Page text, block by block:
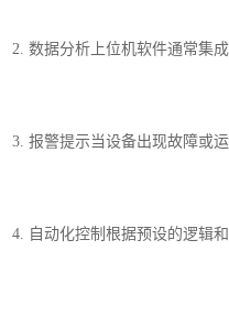
2. 数据分析上位机软件通常集
3. 报警提示当设备出现故障或
4. 自动化控制根据预设的逻辑